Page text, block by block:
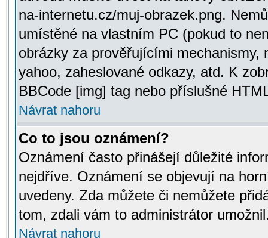
na-internetu.cz/muj-obrazek.png.
umístěné na vlastním PC (pokud to
obrázky za prověřujícími mechanismy,
yahoo, zaheslované odkazy, atd. K
BBCode [img] tag nebo příslušné
Návrat nahoru
Co to jsou oznámení?
Oznámení často přinášejí důležité
nejdříve. Oznámení se objevují na
uvedeny. Zda můžete či nemůžete
tom, zdali vám to administrátor
Návrat nahoru